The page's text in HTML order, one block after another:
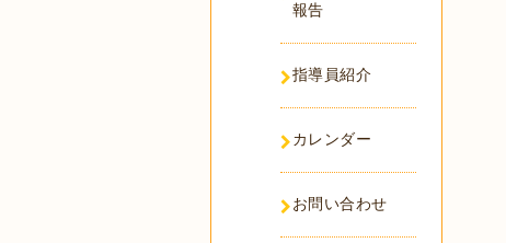
報告
指導員紹介
カレンダー
お問い合わせ